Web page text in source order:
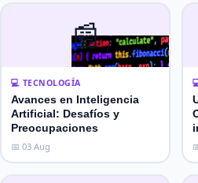
📰
💻 TECNOLOGÍA
Avances en Inteligencia
Artificial: Desafíos y
Preocupaciones
📅 03 Aug